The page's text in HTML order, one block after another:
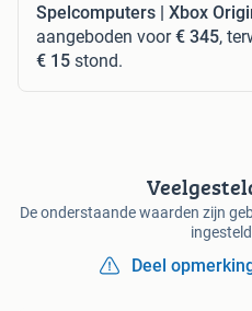
Spelcomputers | Xbox
aangeboden voor€ 345,
€ 15 stond.
De onderstaande waarden zijn
Deel